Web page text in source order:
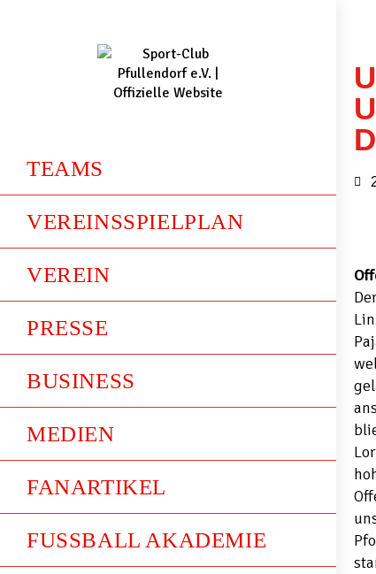
TEAMS
VEREINSSPIELPLAN
VEREIN
PRESSE
BUSINESS
MEDIEN
FANARTIKEL
FUSSBALL AKADEMIE